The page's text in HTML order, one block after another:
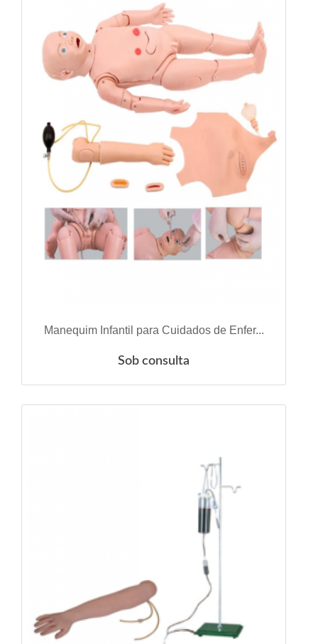
VER DETALHES
Manequim Infantil para Cuidados de Enfer...
Sob consulta